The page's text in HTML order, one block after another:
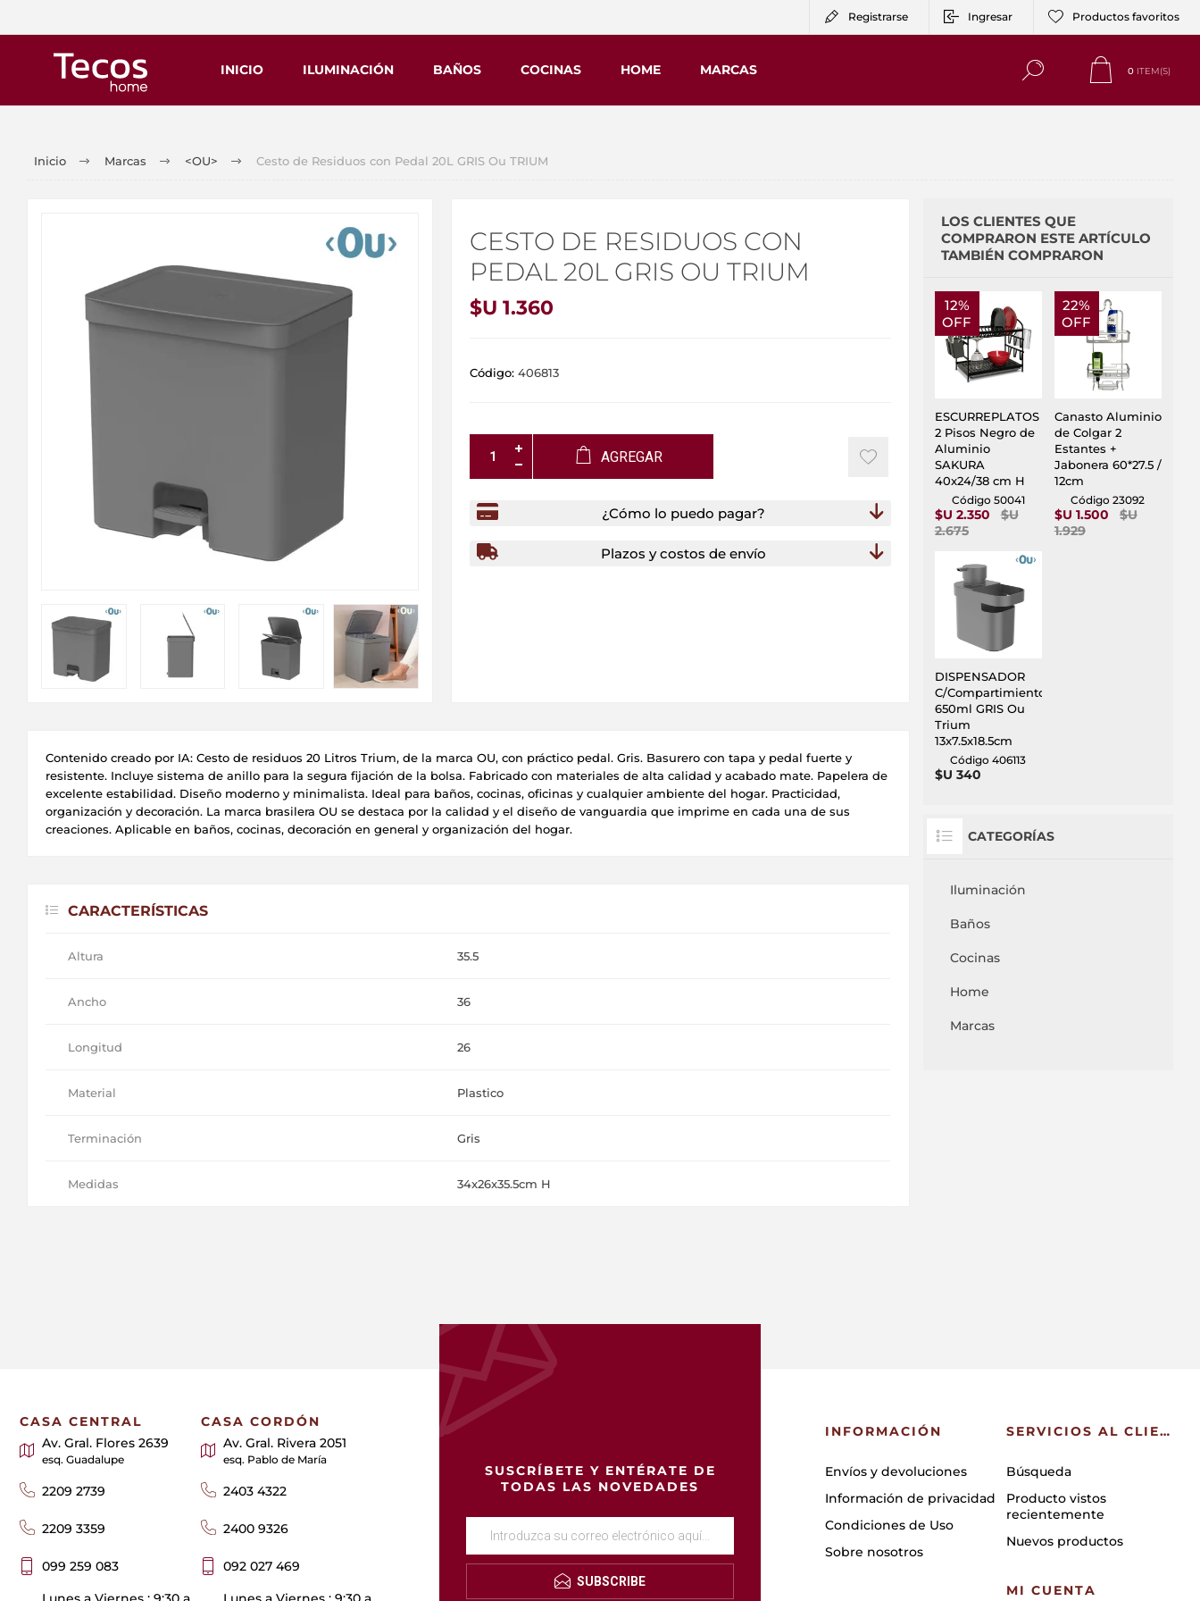
Registrarse Ingresar Productos favoritos
INICIO ILUMINACIÓN BAÑOS COCINAS HOME MARCAS 0 ITEM(S)
Inicio Marcas <OU> Cesto de Residuos con Pedal 20L GRIS Ou TRIUM
CESTO DE RESIDUOS CON
PEDAL 20L GRIS OU TRIUM
$U 1.360
Código: 406813
AGREGAR
¿Cómo lo puedo pagar?
Plazos y costos de envío
Contenido creado por IA: Cesto de residuos 20 Litros Trium, de la marca OU, con práctico pedal. Gris. Basurero con tapa y pedal fuerte y
resistente. Incluye sistema de anillo para la segura fijación de la bolsa. Fabricado con materiales de alta calidad y acabado mate. Papelera de
excelente estabilidad. Diseño moderno y minimalista. Ideal para baños, cocinas, oficinas y cualquier ambiente del hogar. Practicidad,
organización y decoración. La marca brasilera OU se destaca por la calidad y el diseño de vanguardia que imprime en cada una de sus
creaciones. Aplicable en baños, cocinas, decoración en general y organización del hogar.
CARACTERÍSTICAS
Altura 35.5
Ancho 36
Longitud 26
Material Plastico
Terminación Gris
Medidas 34x26x35.5cm H
LOS CLIENTES QUE
COMPRARON ESTE ARTÍCULO
TAMBIÉN COMPRARON
12%
OFF
ESCURREPLATOS
2 Pisos Negro de
Aluminio
SAKURA
40x24/38 cm H
Código 50041
$U 2.350
$U
2.675
22%
OFF
Canasto Aluminio
de Colgar 2
Estantes +
Jabonera 60*27.5 /
12cm
Código 23092
$U 1.500
$U
1.929
DISPENSADOR
C/Compartimiento
650ml GRIS Ou
Trium
13x7.5x18.5cm
Código 406113
$U 340
CATEGORÍAS
Iluminación
Baños
Cocinas
Home
Marcas
SUSCRÍBETE Y ENTÉRATE DE
TODAS LAS NOVEDADES
SUBSCRIBE
CASA CENTRAL
Av. Gral. Flores 2639
esq. Guadalupe
2209 2739
2209 3359
099 259 083
CASA CORDÓN
Av. Gral. Rivera 2051
esq. Pablo de María
2403 4322
2400 9326
092 027 469
INFORMACIÓN
Envíos y devoluciones
Información de privacidad
Condiciones de Uso
Sobre nosotros
SERVICIOS AL CLIENTE
Búsqueda
Producto vistos
recientemente
Nuevos productos
MI CUENTA